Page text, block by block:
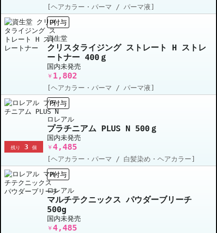
[ヘアカラー・パーマ / パーマ液]
P付与
資生堂
クリスタライジング ストレート H ストレ
ートナー 400ｇ
国内未発売
￥ 1,802
[ヘアカラー・パーマ / パーマ液]
残り 3 個
P付与
ロレアル
プラチニアム PLUS N 500ｇ
国内未発売
￥ 4,485
[ヘアカラー・パーマ / 白髪染め・ヘアカラー]
P付与
ロレアル
マルチテクニックス パウダーブリーチ
500g
国内未発売
￥ 4,485